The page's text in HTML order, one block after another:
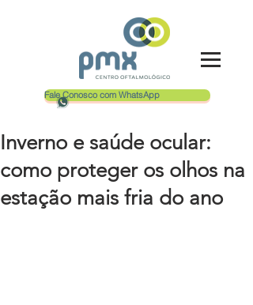
Fale Conosco com WhatsApp
Inverno e saúde ocular:
como proteger os olhos na
estação mais fria do ano